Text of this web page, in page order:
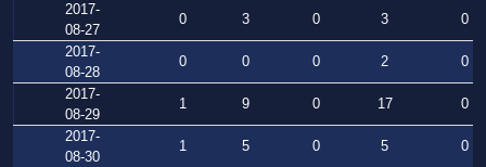
2017-
08-27
0 3 0 3
0
2017-
08-28
0 0 0 2
0
2017-
08-29
1 9 0 17
0
2017-
08-30
1 5 0 5
0